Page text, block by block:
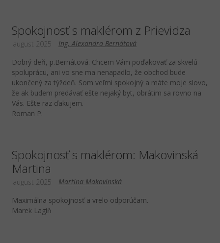
Spokojnosť s maklérom z Prievidza
Ing. Alexandra Bernátová
august 2025
Dobrý deň, p.Bernátová. Chcem Vám poďakovať za skvelú
spoluprácu, ani vo sne ma nenapadlo, že obchod bude
ukončený za týždeň. Som veľmi spokojný a máte moje slovo,
že ak budem predávať ešte nejaký byt, obrátim sa rovno na
Vás. Ešte raz ďakujem.
Roman P.
Spokojnosť s maklérom: Makovinská
Martina
Martina Makovinská
august 2025
Maximálna spokojnosť a vrelo odporúčam.
Marek Lagiň